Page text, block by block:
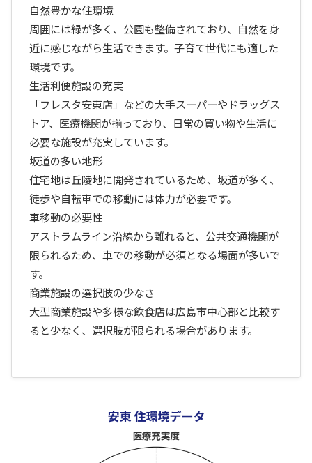
自然豊かな住環境
周囲には緑が多く、公園も整備されており、自然を身
近に感じながら生活できます。子育て世代にも適した
環境です。
生活利便施設の充実
「フレスタ安東店」などの大手スーパーやドラッグス
トア、医療機関が揃っており、日常の買い物や生活に
必要な施設が充実しています。
坂道の多い地形
住宅地は丘陵地に開発されているため、坂道が多く、
徒歩や自転車での移動には体力が必要です。
車移動の必要性
アストラムライン沿線から離れると、公共交通機関が
限られるため、車での移動が必須となる場面が多いで
す。
商業施設の選択肢の少なさ
大型商業施設や多様な飲食店は広島市中心部と比較す
ると少なく、選択肢が限られる場合があります。